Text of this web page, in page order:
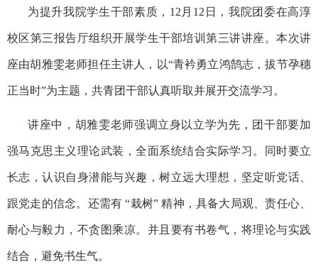
为提升我院学生干部素质， 12 月 12 日，我院团委在高淳
校区第三报告厅组织开展学生干部培训第三讲讲座。本次讲
座由胡雅雯老师担任主讲人，以“青衿勇立鸿鹄志，拔节孕穗
正当时”为主题，共青团干部认真听取并展开交流学习。
讲座中，胡雅雯老师强调立身以立学为先，团干部要加
强马克思主义理论武装，全面系统结合实际学习。同时要立
长志，认识自身潜能与兴趣，树立远大理想，坚定听党话、
跟党走的信念。还需有 “栽树”精神，具备大局观、责任心、
耐心与毅力，不贪图乘凉。并且要有书卷气，将理论与实践
结合，避免书生气。